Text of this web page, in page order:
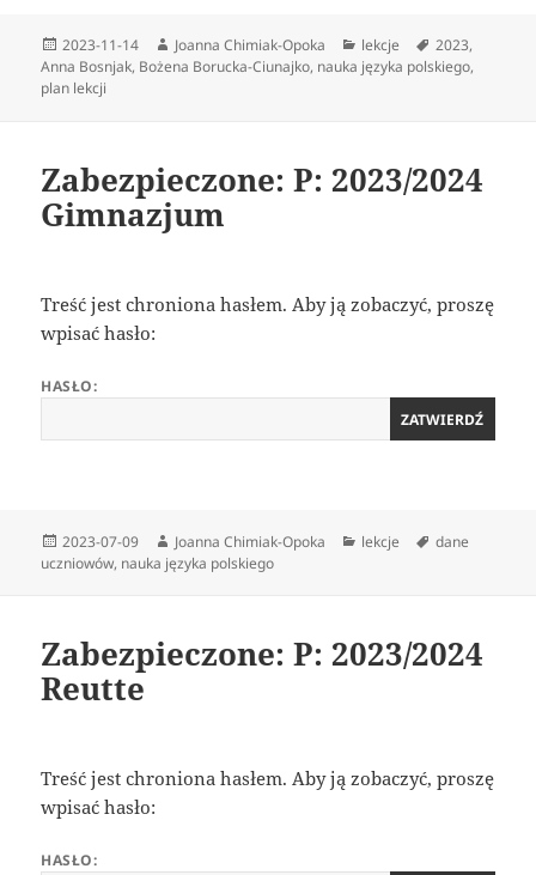
Data
publikacji
2023-11-14 Autor
Joanna Chimiak-Opoka Kategorie
lekcje Tagi
2023,
Anna Bosnjak, Bożena Borucka-Ciunajko, nauka języka polskiego,
plan lekcji
Zabezpieczone: P: 2023/2024
Gimnazjum
Treść jest chroniona hasłem. Aby ją zobaczyć, proszę
wpisać hasło:
HASŁO:
Data
publikacji
2023-07-09 Autor
Joanna Chimiak-Opoka Kategorie
lekcje Tagi
dane
uczniowów, nauka języka polskiego
Zabezpieczone: P: 2023/2024
Reutte
Treść jest chroniona hasłem. Aby ją zobaczyć, proszę
wpisać hasło:
HASŁO: